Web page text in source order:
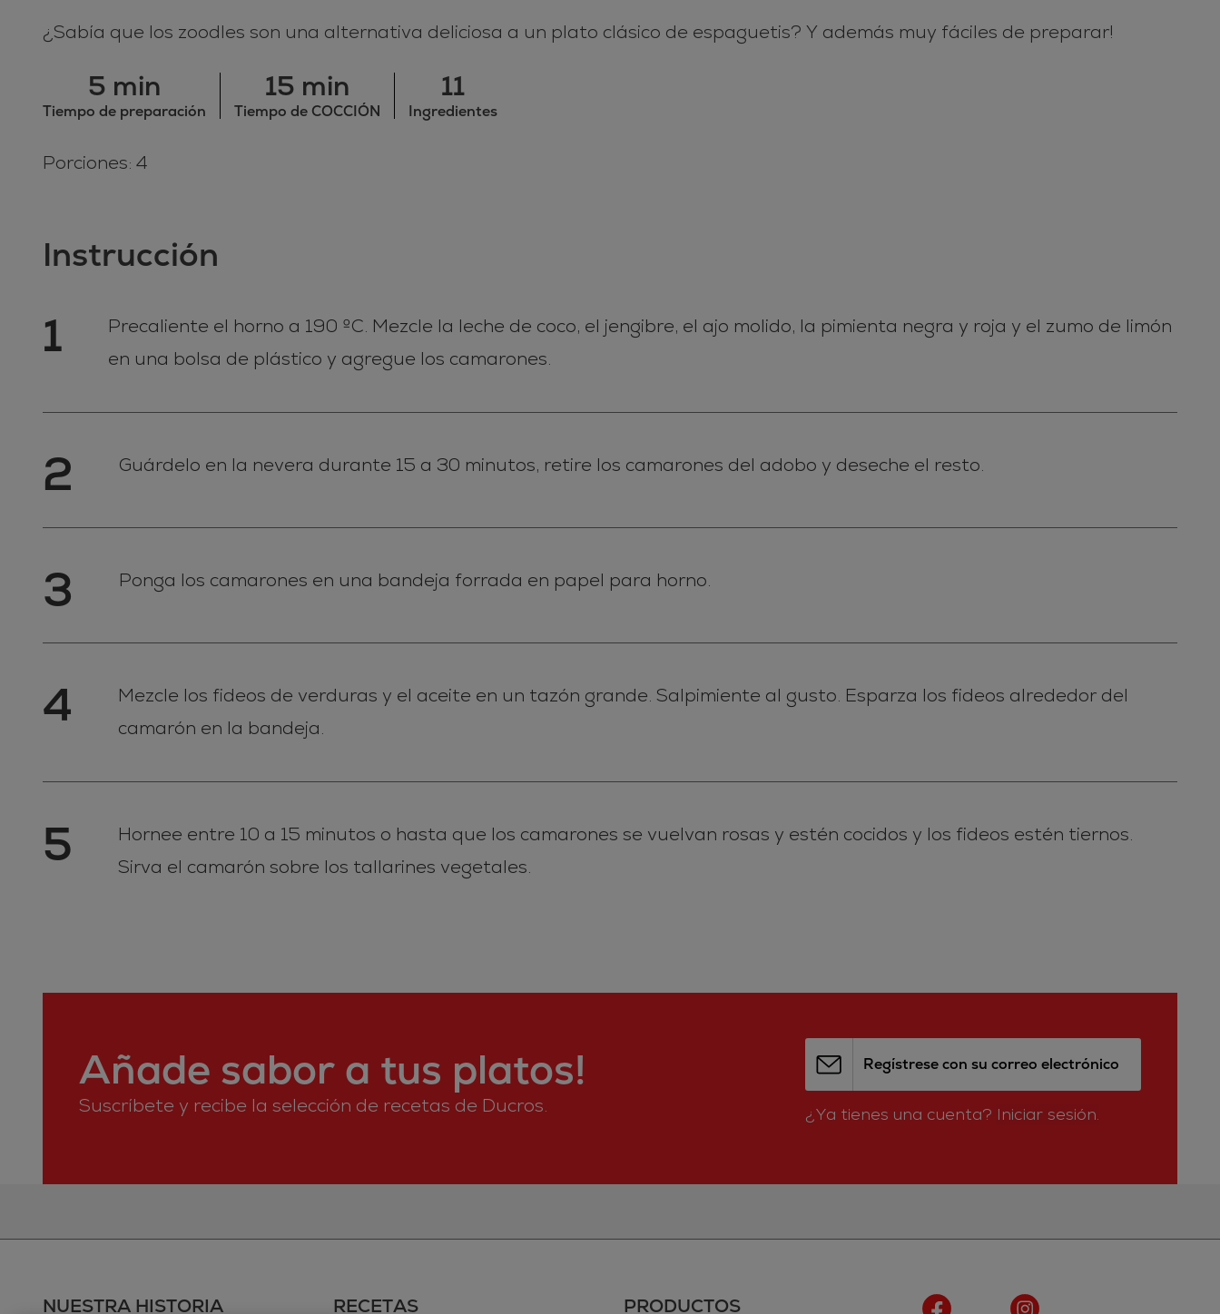
¿Sabía que los zoodles son una alternativa deliciosa a un plato clásico de espaguetis? Y además muy fáciles de preparar!
5 min
Tiempo de preparación
15 min
Tiempo de COCCIÓN
11
Ingredientes
Porciones: 4
Instrucción
1
Precaliente el horno a 190 ºC. Mezcle la leche de coco, el jengibre, el ajo molido, la pimienta negra y roja y el zumo de limón
en una bolsa de plástico y agregue los camarones.
2 Guárdelo en la nevera durante 15 a 30 minutos, retire los camarones del adobo y deseche el resto.
3 Ponga los camarones en una bandeja forrada en papel para horno.
4
Mezcle los fideos de verduras y el aceite en un tazón grande. Salpimiente al gusto. Esparza los fideos alrededor del
camarón en la bandeja.
5
Hornee entre 10 a 15 minutos o hasta que los camarones se vuelvan rosas y estén cocidos y los fideos estén tiernos.
Sirva el camarón sobre los tallarines vegetales.
Añade sabor a tus platos!
Suscríbete y recibe la selección de recetas de Ducros.
Regístrese con su correo electrónico
¿Ya tienes una cuenta? Iniciar sesión.
NUESTRA HISTORIA RECETAS PRODUCTOS